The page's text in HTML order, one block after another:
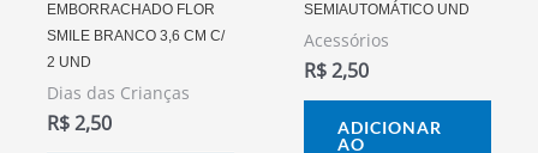
EMBORRACHADO FLOR
SMILE BRANCO 3,6 CM C/
2 UND
Dias das Crianças
R$2,50
SEMIAUTOMÁTICO UND
Acessórios
R$2,50
ADICIONAR
AO